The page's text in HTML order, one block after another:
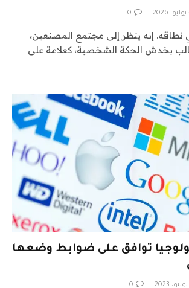
0
نطاقه. إنه ينظر إلى مجتمع المصنعين،
بخدش الحكة الشخصية، كعلامة على
توافق على ضوابط وضعها
0